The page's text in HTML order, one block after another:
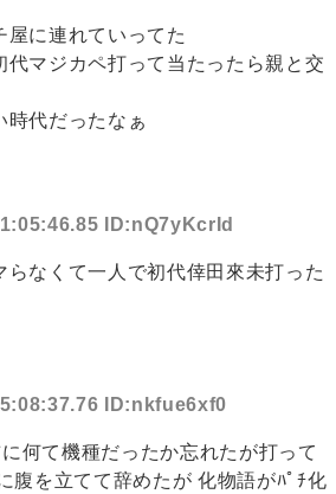
屋に連れていってた
代マジカペ打って当たったら親と交
時代だったなぁ
ID:nQ7yKcrId
らなくて一人で初代倖田來未打った
ID:nkfue6xf0
何て機種だったか忘れたが打って
腹を立てて辞めたが 化物語がﾊﾟﾁ化